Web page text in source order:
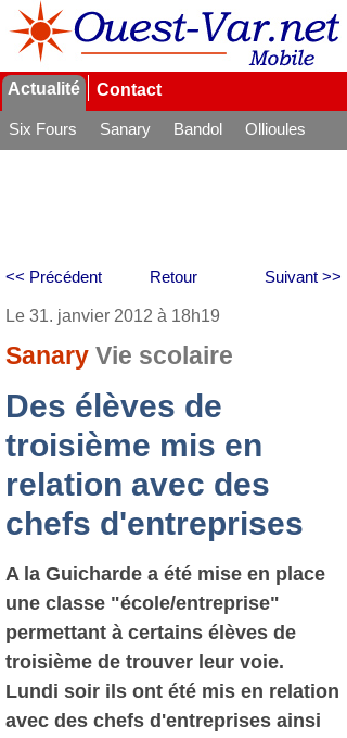
Actualité Contact
Six Fours Sanary Bandol
Ollioules
Retour
<< Précédent Suivant >>
Le 31. janvier 2012 à 18h19
Sanary Vie scolaire
Des élèves de
troisième mis en
relation avec des
chefs d'entreprises
A la Guicharde a été mise en place
une classe "école/entreprise"
permettant à certains élèves de
troisième de trouver leur voie.
Lundi soir ils ont été mis en relation
avec des chefs d'entreprises ainsi